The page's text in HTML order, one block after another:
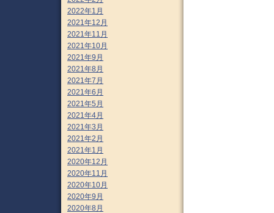
2022年1月
2021年12月
2021年11月
2021年10月
2021年9月
2021年8月
2021年7月
2021年6月
2021年5月
2021年4月
2021年3月
2021年2月
2021年1月
2020年12月
2020年11月
2020年10月
2020年9月
2020年8月